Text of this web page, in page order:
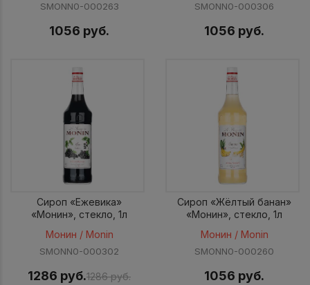
SMONN0-000263
1056 руб.
SMONN0-000306
1056 руб.
Сироп «Ежевика»
«Монин», стекло, 1л
Монин / Monin
SMONN0-000302
1286 руб.1286 руб.
Сироп «Жёлтый банан»
«Монин», стекло, 1л
Монин / Monin
SMONN0-000260
1056 руб.